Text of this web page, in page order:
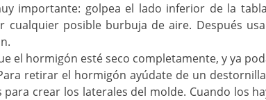
importante: golpea el lado inferior de la
cualquier posible burbuja de aire. Después
el hormigón esté seco completamente, y ya
retirar el hormigón ayúdate de un
crear los laterales del molde. Cuando los